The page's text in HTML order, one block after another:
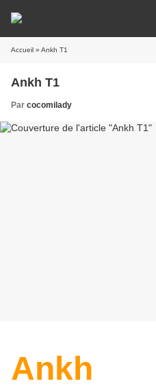
Accueil » Ankh T1
Ankh T1
Par cocomilady
Ankh